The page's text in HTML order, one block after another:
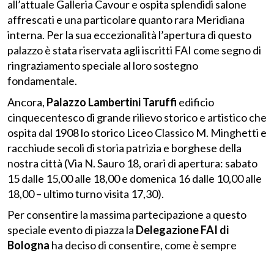
all’attuale Galleria Cavour e ospita splendidi salone
affrescati e una particolare quanto rara Meridiana
interna. Per la sua eccezionalità l’apertura di questo
palazzo è stata riservata agli iscritti FAI come segno di
ringraziamento speciale al loro sostegno
fondamentale.
Ancora, Palazzo Lambertini Taruffi edificio
cinquecentesco di grande rilievo storico e artistico che
ospita dal 1908 lo storico Liceo Classico M. Minghetti e
racchiude secoli di storia patrizia e borghese della
nostra città (Via N. Sauro 18, orari di apertura: sabato
15 dalle 15,00 alle 18,00 e domenica 16 dalle 10,00 alle
18,00 – ultimo turno visita 17,30).
Per consentire la massima partecipazione a questo
speciale evento di piazza la Delegazione FAI di
Bologna ha deciso di consentire, come è sempre